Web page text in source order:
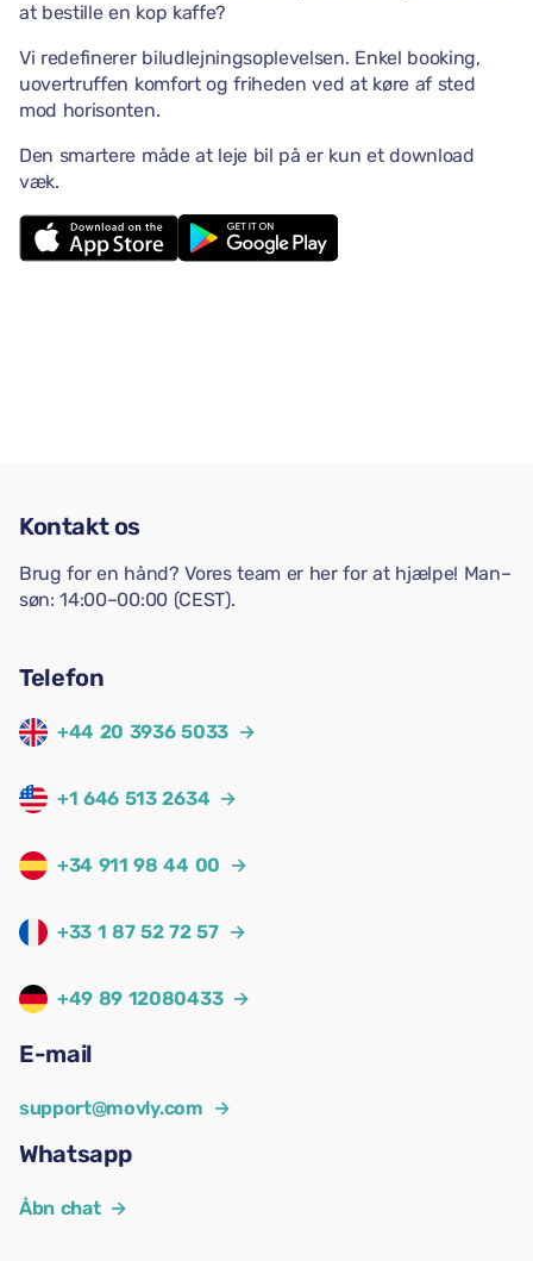
at bestille en kop kaffe?
Vi redefinerer biludlejningsoplevelsen. Enkel booking,
uovertruffen komfort og friheden ved at køre af sted
mod horisonten.
Den smartere måde at leje bil på er kun et download
væk.
Kontakt os
Brug for en hånd? Vores team er her for at hjælpe! Man–
søn: 14:00–00:00 (CEST).
Telefon
+44 20 3936 5033 →
+1 646 513 2634 →
+34 911 98 44 00 →
+33 1 87 52 72 57 →
+49 89 12080433 →
E-mail
support@movly.com →
Whatsapp
Åbn chat →